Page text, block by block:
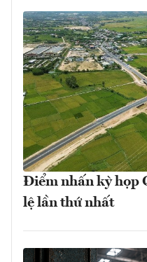
Điểm nhấn kỳ họp
lệ lần thứ nhất